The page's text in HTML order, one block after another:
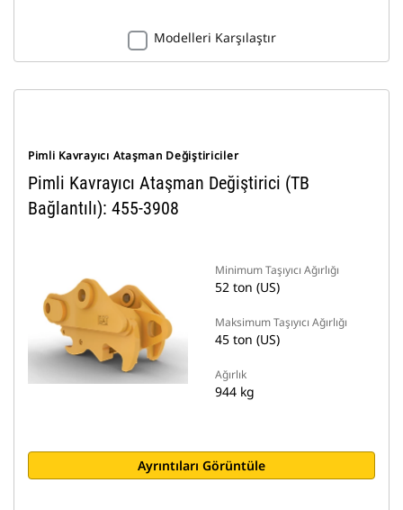
Modelleri Karşılaştır
Pimli Kavrayıcı Ataşman Değiştiriciler
Pimli Kavrayıcı Ataşman Değiştirici (TB
Bağlantılı): 455-3908
Minimum Taşıyıcı Ağırlığı
52 ton (US)
Maksimum Taşıyıcı Ağırlığı
45 ton (US)
Ağırlık
944 kg
Ayrıntıları Görüntüle